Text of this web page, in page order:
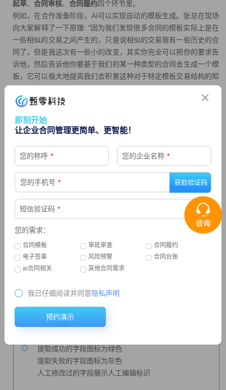
起草、 合同审核、 合同履约四个环节里。
例如，在合作准备阶段，AI可以实现自动的模板生成。张总在现场
向大家解释了一下原理: "因为我们发现很多合同的模板实际上是在
一些相似的交易之间产生的，只是说相似的交易我有一些历史的合
同了，但是我这次有一些小的改变，其实你完全可以把你的要求告
诉他，然后告诉他你要基于我们的某一种类型的合同去生成一个模
板，它可以极大地提高我们去积累这种对于特定模板交易结构的知
又比如，合同要素智能抽取
，能够针对外来合同文本，通过智能化
根据自然语言处理语义分析和基于用户需求训练的模型，将文档中
的关键要素提取成结构化信息
支持模型自动提取的信息字段后展示AI/人工编辑标识
稿、定稿，减少合同风险点，降低审批流退回概率，提
升合同签约时效
提取成功的字段图标为绿色
提取失败的字段图标为灰色
人工修改过的字段展示人工编辑标识
即刻开始
让企业合同管理更简单、更智能！
您的称呼 * 您的企业名称 *
您的手机号 *
短信验证码 *
您的需求：
合同模板 审批审查
合同履约
电子签章
风险预警
合同台账
ai合同相关
其他合同需求
我已仔细阅读并同意隐私声明
预约演示
×